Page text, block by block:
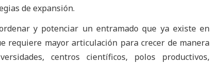
de expansión.
y potenciar un entramado que ya existe en
requiere mayor articulación para crecer de manera
centros científicos, polos productivos,